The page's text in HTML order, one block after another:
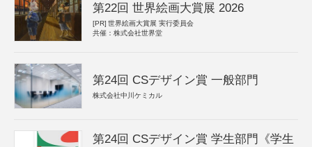
第22回 世界絵画大賞展 2026
[PR] 世界絵画大賞展 実行委員会
共催：株式会社世界堂
第24回 CSデザイン賞 一般部門
株式会社中川ケミカル
第24回 CSデザイン賞 学生部門《学生